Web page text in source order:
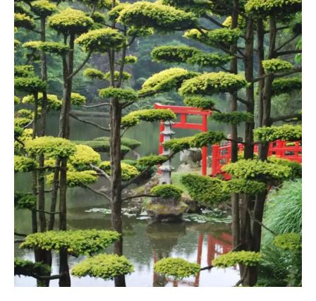
Parques
y
jardines
más
bellos
de
Japón:
naturaleza
y
serenidad